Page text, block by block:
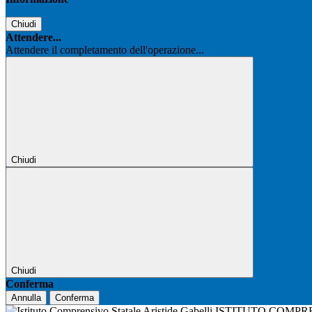
Chiudi
Attendere...
Attendere il completamento dell'operazione...
Chiudi
Chiudi
Conferma
Annulla Conferma